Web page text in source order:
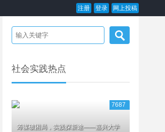
注册 登录 网上投稿
社会实践热点
7687
筹谋破困局，实践探新途——嘉兴大学